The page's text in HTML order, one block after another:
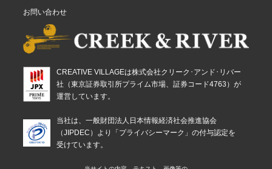
お問い合わせ
CREATIVE VILLAGEは株式会社クリーク･アンド･リバー
社（東京証券取引所プライム市場、証券コード4763）が
運営しています。
当社は、一般財団法人日本情報経済社会推進協会
（JIPDEC）より「プライバシーマーク」の付与認定を
受けています。